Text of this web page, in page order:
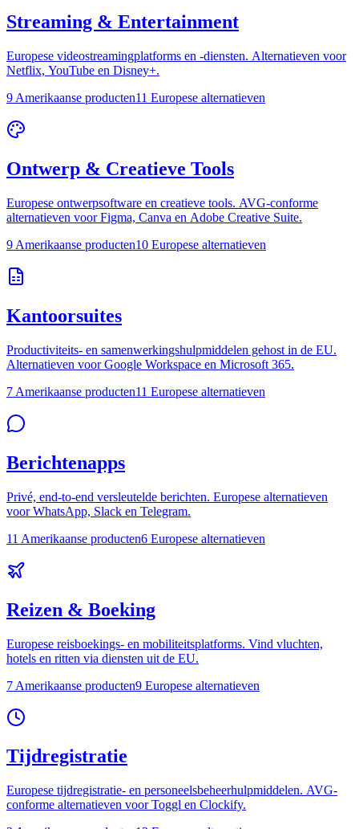
Streaming & Entertainment
Europese videostreamingplatforms en -diensten. Alternatieven voor
Netflix, YouTube en Disney+.
9 Amerikaanse producten11 Europese alternatieven
Ontwerp & Creatieve Tools
Europese ontwerpsoftware en creatieve tools. AVG-conforme
alternatieven voor Figma, Canva en Adobe Creative Suite.
9 Amerikaanse producten10 Europese alternatieven
Kantoorsuites
Productiviteits- en samenwerkingshulpmiddelen gehost in de EU.
Alternatieven voor Google Workspace en Microsoft 365.
7 Amerikaanse producten11 Europese alternatieven
Berichtenapps
Privé, end-to-end versleutelde berichten. Europese alternatieven
voor WhatsApp, Slack en Telegram.
11 Amerikaanse producten6 Europese alternatieven
Reizen & Boeking
Europese reisboekings- en mobiliteitsplatforms. Vind vluchten,
hotels en ritten via diensten uit de EU.
7 Amerikaanse producten9 Europese alternatieven
Tijdregistratie
Europese tijdregistratie- en personeelsbeheerhulpmiddelen. AVG-
conforme alternatieven voor Toggl en Clockify.